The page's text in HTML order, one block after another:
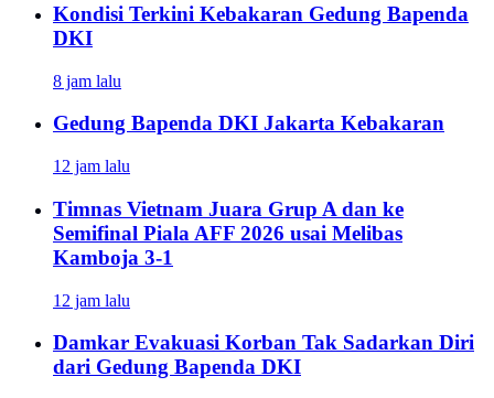
Kondisi Terkini Kebakaran Gedung Bapenda
DKI
8 jam lalu
Gedung Bapenda DKI Jakarta Kebakaran
12 jam lalu
Timnas Vietnam Juara Grup A dan ke
Semifinal Piala AFF 2026 usai Melibas
Kamboja 3-1
12 jam lalu
Damkar Evakuasi Korban Tak Sadarkan Diri
dari Gedung Bapenda DKI